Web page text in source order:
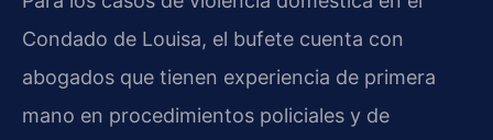
Condado de Louisa, el bufete cuenta con
abogados que tienen experiencia de primera
mano en procedimientos policiales y de